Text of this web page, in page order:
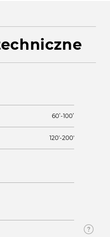
60’-100’
120'-200'